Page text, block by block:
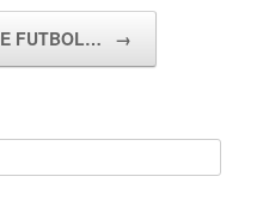
FUTBOL… →